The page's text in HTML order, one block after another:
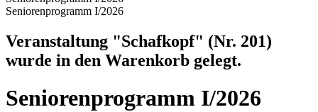
Seniorenprogramm I/2026
Veranstaltung "Schafkopf" (Nr. 201)
wurde in den Warenkorb gelegt.
Seniorenprogramm I/2026